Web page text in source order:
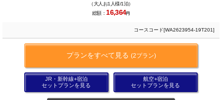
（大人お1人様/1泊）
総額： 16,364円
コースコード[WA2623954-19T201]
プランをすべて見る (2プラン)
JR・新幹線+宿泊
セットプランを見る
航空+宿泊
セットプランを見る